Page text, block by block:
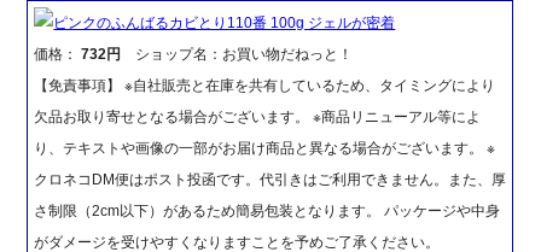
ピンクのふんばるカビとり110番 100g ジェルが密着
価格：732円
ショップ名：お買い物だねっと！
【免責事項】 ※自社販売と在庫を共有しているため、タイミングにより
欠品お取り寄せとなる場合がございます。 ※商品リニューアル等によ
り、テキストや画像の一部がお届け商品と異なる場合がございます。 ※
クロネコDM便はポスト投函です。代引きはご利用できません。また、厚
さ制限（2cm以下）があるため簡易包装となります。 パッケージや中身
がダメージを受けやすくなりますことを予めご了承ください。